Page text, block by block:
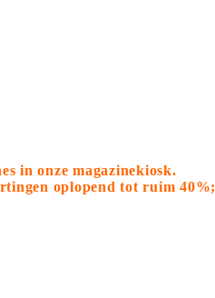
in onze magazinekiosk.
oplopend tot ruim 40%;